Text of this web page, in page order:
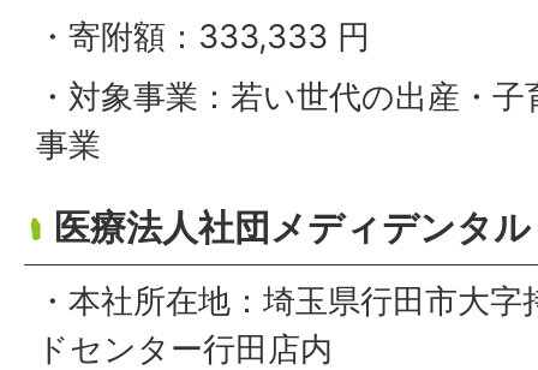
・寄附額：333,333 円
・対象事業：若い世代の出産・
事業
医療法人社団メディデンタル
・本社所在地：埼玉県行田市大
ドセンター行田店内